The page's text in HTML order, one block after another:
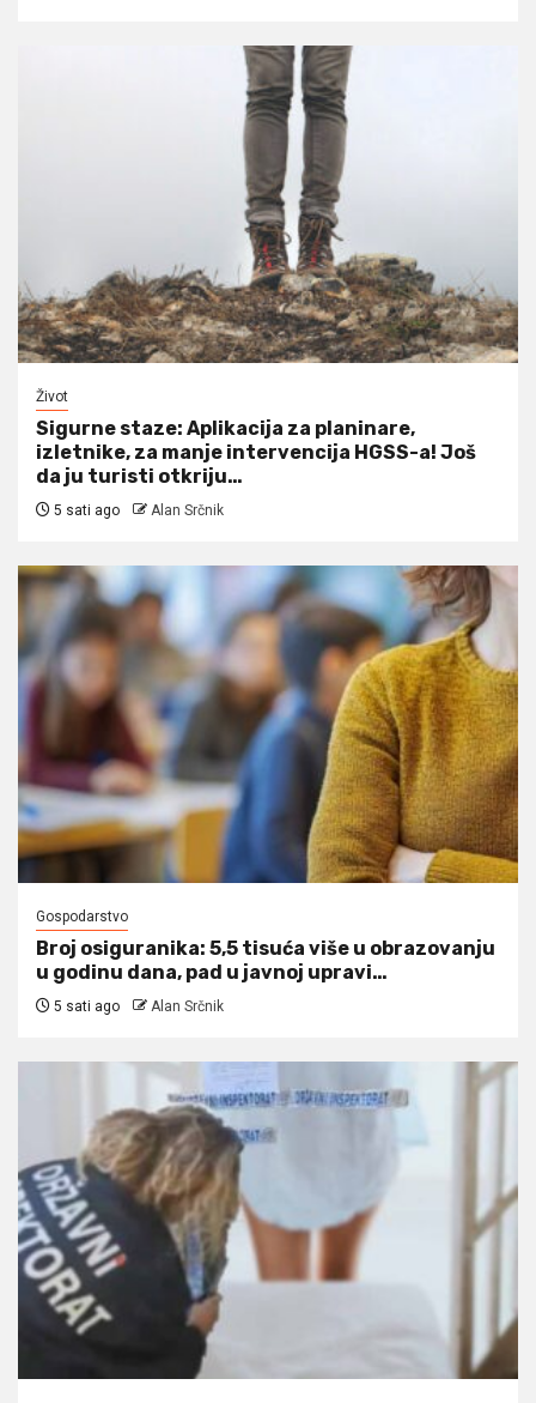
Život
Sigurne staze: Aplikacija za planinare,
izletnike, za manje intervencija HGSS-a! Još
da ju turisti otkriju…
5 sati ago Alan Srčnik
Gospodarstvo
Broj osiguranika: 5,5 tisuća više u obrazovanju
u godinu dana, pad u javnoj upravi…
5 sati ago Alan Srčnik